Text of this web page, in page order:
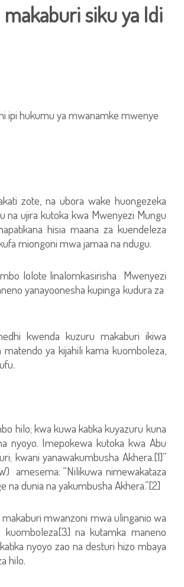
siku ya Idi
ipi hukumu ya mwanamke mwenye
zote, na ubora wake huongezeka
na ujira kutoka kwa Mwenyezi Mungu
hisia maana za kuendeleza
miongoni mwa jamaa na ndugu.
lolote linalomkasirisha Mwenyezi
yanayoonesha kupinga kudura za
kwenda kuzuru makaburi ikiwa
ya kijahili kama kuomboleza,
hilo; kwa kuwa katika kuyazuru kuna
nyoyo. Imepokewa kutoka kwa Abu
kwani yanawakumbusha Akhera.[1]”
amesema: “Nilikuwa nimewakataza
na dunia na yakumbusha Akhera.”[2]
mwanzoni mwa ulinganio wa
na kutamka maneno
nyoyo zao na desturi hizo mbaya
hilo.